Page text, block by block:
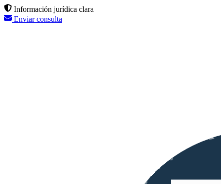
Información jurídica clara
Enviar consulta